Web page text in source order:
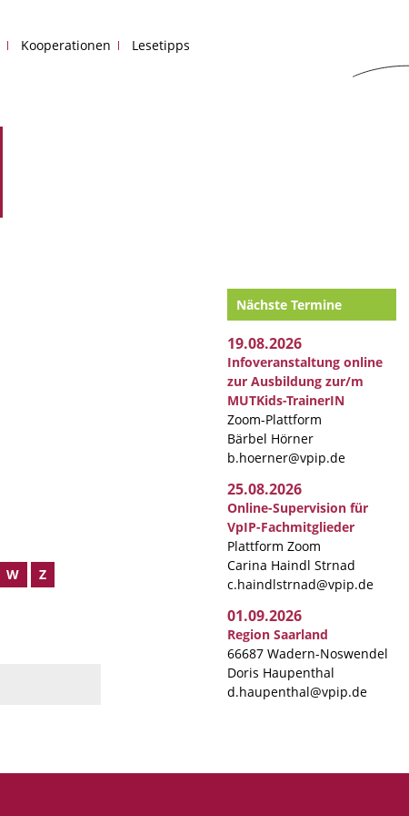
Kooperationen Lesetipps
W Z
Nächste Termine
19.08.2026
Infoveranstaltung online
zur Ausbildung zur/m
MUTKids-TrainerIN
Zoom-Plattform
Bärbel Hörner
b.hoerner@vpip.de
25.08.2026
Online-Supervision für
VpIP-Fachmitglieder
Plattform Zoom
Carina Haindl Strnad
c.haindlstrnad@vpip.de
01.09.2026
Region Saarland
66687 Wadern-Noswendel
Doris Haupenthal
d.haupenthal@vpip.de